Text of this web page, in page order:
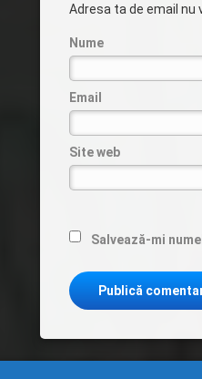
Adresa ta de email nu
Nume
Email
Site web
Salvează-mi